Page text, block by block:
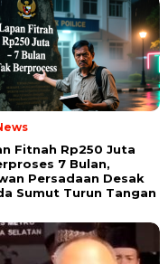
Fitnah Rp250 Juta
7 Bulan,
Persadaan Desak
Sumut Turun Tangan